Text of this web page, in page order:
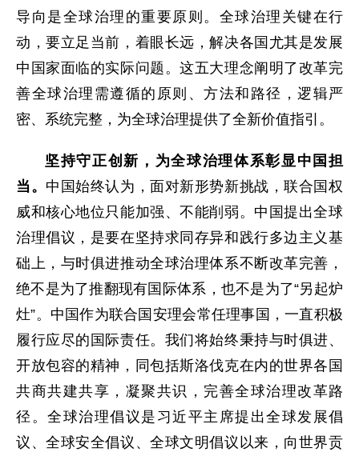
导向是全球治理的重要原则。全球治理关键在行
动，要立足当前，着眼长远，解决各国尤其是发展
中国家面临的实际问题。这五大理念阐明了改革完
善全球治理需遵循的原则、方法和路径，逻辑严
密、系统完整，为全球治理提供了全新价值指引。
坚持守正创新，为全球治理体系彰显中国担
当。 中国始终认为，面对新形势新挑战，联合国权
威和核心地位只能加强、不能削弱。中国提出全球
治理倡议，是要在坚持求同存异和践行多边主义基
础上，与时俱进推动全球治理体系不断改革完善，
绝不是为了推翻现有国际体系，也不是为了“另起炉
灶”。中国作为联合国安理会常任理事国，一直积极
履行应尽的国际责任。我们将始终秉持与时俱进、
开放包容的精神，同包括斯洛伐克在内的世界各国
共商共建共享，凝聚共识，完善全球治理改革路
径。全球治理倡议是习近平主席提出全球发展倡
议、全球安全倡议、全球文明倡议以来，向世界贡